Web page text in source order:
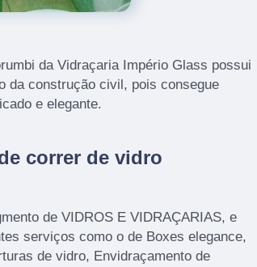
da Vidraçaria Império Glass possui
da construção civil, pois consegue
e elegante.
correr de vidro
de VIDROS E VIDRAÇARIAS, e
serviços como o de Boxes elegance,
de vidro, Envidraçamento de